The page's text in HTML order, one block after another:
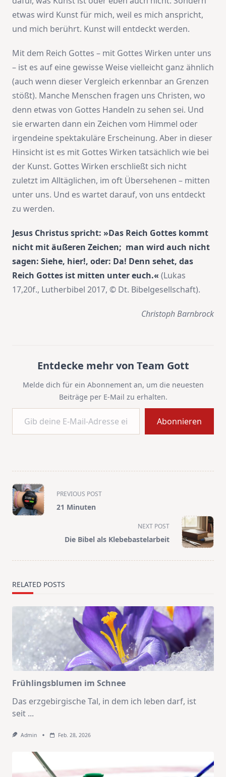
etwas wird Kunst für mich, weil es mich anspricht,
und mich berührt. Kunst will entdeckt werden.
Mit dem Reich Gottes – mit Gottes Wirken unter uns
– ist es auf eine gewisse Weise vielleicht ganz ähnlich
(auch wenn dieser Vergleich erkennbar an Grenzen
stößt). Manche Menschen fragen uns Christen, wo
denn etwas von Gottes Handeln zu sehen sei. Und
sie erwarten dann ein Zeichen vom Himmel oder
irgendeine spektakuläre Erscheinung. Aber in dieser
Hinsicht ist es mit Gottes Wirken tatsächlich wie bei
der Kunst. Gottes Wirken erschließt sich nicht
zuletzt im Alltäglichen, im oft Übersehenen – mitten
unter uns. Und es wartet darauf, von uns entdeckt
zu werden.
Jesus Christus spricht: »Das Reich Gottes kommt
nicht mit äußeren Zeichen; man wird auch nicht
sagen: Siehe, hier!, oder: Da! Denn sehet, das
Reich Gottes ist mitten unter euch.« (Lukas
17,20f., Lutherbibel 2017, © Dt. Bibelgesellschaft).
Christoph Barnbrock
Entdecke mehr von Team Gott
Melde dich für ein Abonnement an, um die neuesten
Beiträge per E-Mail zu erhalten.
Gib deine E-Mail-Adresse ein ...
Abonnieren
<span
class="nav-
subtitle
PREVIOUS POST
21 Minuten
NEXT POST
Die Bibel als Klebebastelarbeit
RELATED POSTS
Frühlingsblumen im Schnee
Das erzgebirgische Tal, in dem ich leben darf, ist
seit ...
Admin Feb. 28, 2026